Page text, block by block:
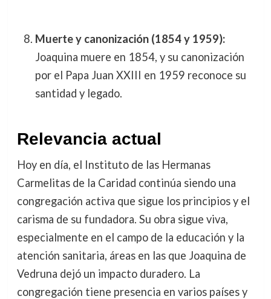
Muerte y canonización (1854 y 1959):
Joaquina muere en 1854, y su canonización
por el Papa Juan XXIII en 1959 reconoce su
santidad y legado.
Relevancia actual
Hoy en día, el Instituto de las Hermanas
Carmelitas de la Caridad continúa siendo una
congregación activa que sigue los principios y el
carisma de su fundadora. Su obra sigue viva,
especialmente en el campo de la educación y la
atención sanitaria, áreas en las que Joaquina de
Vedruna dejó un impacto duradero. La
congregación tiene presencia en varios países y